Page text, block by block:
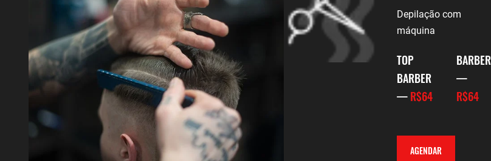
Depilação com
máquina
TOP
BARBER
—R$64
BARBER
—
R$64
AGENDAR